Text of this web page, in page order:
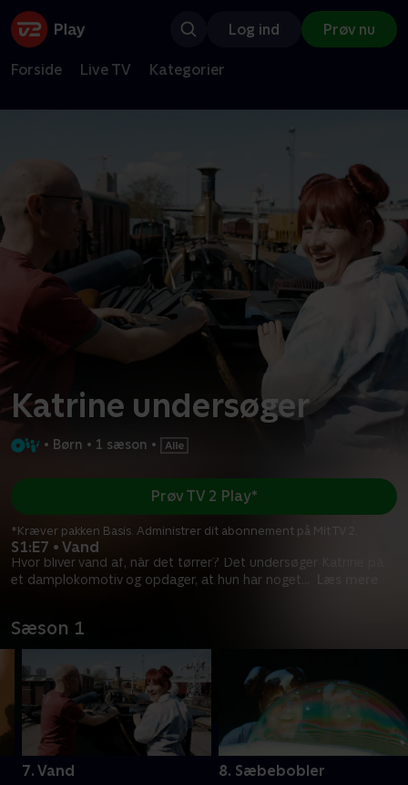
Log ind Prøv nu
Forside Live TV Kategorier
Katrine undersøger
• Børn • 1 sæson •
S1:E7 • Vand
Hvor bliver vand af, når det tørrer? Det undersøger Katrine på
et damplokomotiv og opdager, at hun har noget
Prøv TV 2 Play*
*Kræver pakken Basis. Administrer dit abonnement på Mit TV 2.
Sæson 1
7. Vand 8. Sæbebobler